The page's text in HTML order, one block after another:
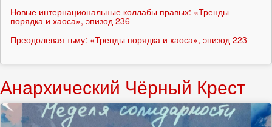
Новые интернациональные коллабы правых: «Тренды
порядка и хаоса», эпизод 236
Преодолевая тьму: «Тренды порядка и хаоса», эпизод 223
Анархический Чёрный Крест